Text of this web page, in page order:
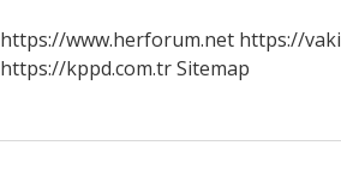
https://www.herforum.net https://
https://kppd.com.trSitemap